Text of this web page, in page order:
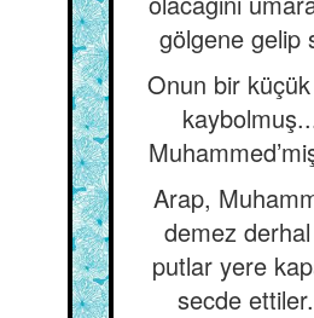
gölgene gelip
Onun bir
Arap,
demez
putlar yere
secde ettiler.